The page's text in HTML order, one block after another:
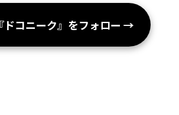
ドコニーク』をフォロー →